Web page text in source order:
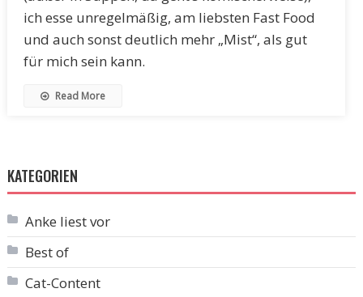
ich esse unregelmäßig, am liebsten Fast Food
und auch sonst deutlich mehr „Mist“, als gut
für mich sein kann.
Read More
KATEGORIEN
Anke liest vor
Best of
Cat-Content